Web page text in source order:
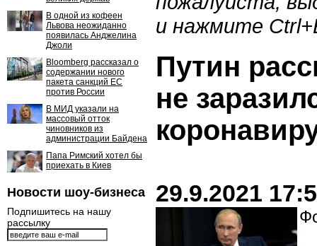
В одной из кофеен
Львова неожиданно
появилась Анджелина
Джоли
Bloomberg рассказал о
содержании нового
пакета санкций ЕС
против России
В МИД указали на
массовый отток
чиновников из
администрации Байдена
Папа Римский хотел бы
приехать в Киев
Новости шоу-бизнеса
Подпишитесь на нашу
рассылку
и нажмите
Путин
не
29.9.2021